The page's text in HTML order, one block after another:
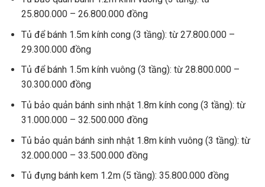
25.800.000 – 26.800.000 đồng
Tủ để bánh 1.5m kính cong (3 tầng): từ 27.800.000 –
29.300.000 đồng
Tủ để bánh 1.5m kính vuông (3 tầng): từ 28.800.000 –
30.300.000 đồng
Tủ bảo quản bánh sinh nhật 1.8m kính cong (3 tầng): từ
31.000.000 – 32.500.000 đồng
Tủ bảo quản bánh sinh nhật 1.8m kính vuông (3 tầng): từ
32.000.000 – 33.500.000 đồng
Tủ đựng bánh kem 1.2m (5 tầng): 35.800.000 đồng